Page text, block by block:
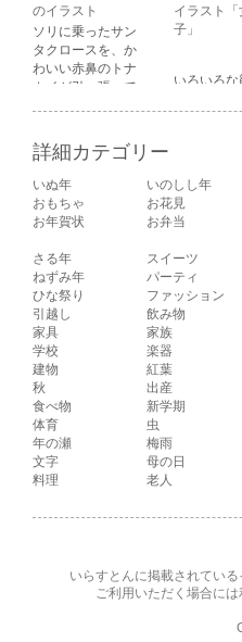
顔・驚いている
顔・困っている顔
があります。
のイラスト
ソリに乗ったサン
タクロースを、か
わいい赤鼻のトナ
カイが引っ張って
イラスト「
子」
いろいろな
いる顔・
る顔・驚い
顔・困って
詳細カテゴリー
いぬ年 いのしし年
おもちゃ
お花見
お年賀状
お弁当
さる年
スイーツ
ねずみ年
パーティ
ひな祭り
ファッション
引越し
飲み物
家具
家族
学校
楽器
建物
紅葉
秋
出産
食べ物
新学期
体育
虫
年の瀬
梅雨
文字
母の日
料理
老人
いらすとんに掲載されてい
ご利用いただく場合には